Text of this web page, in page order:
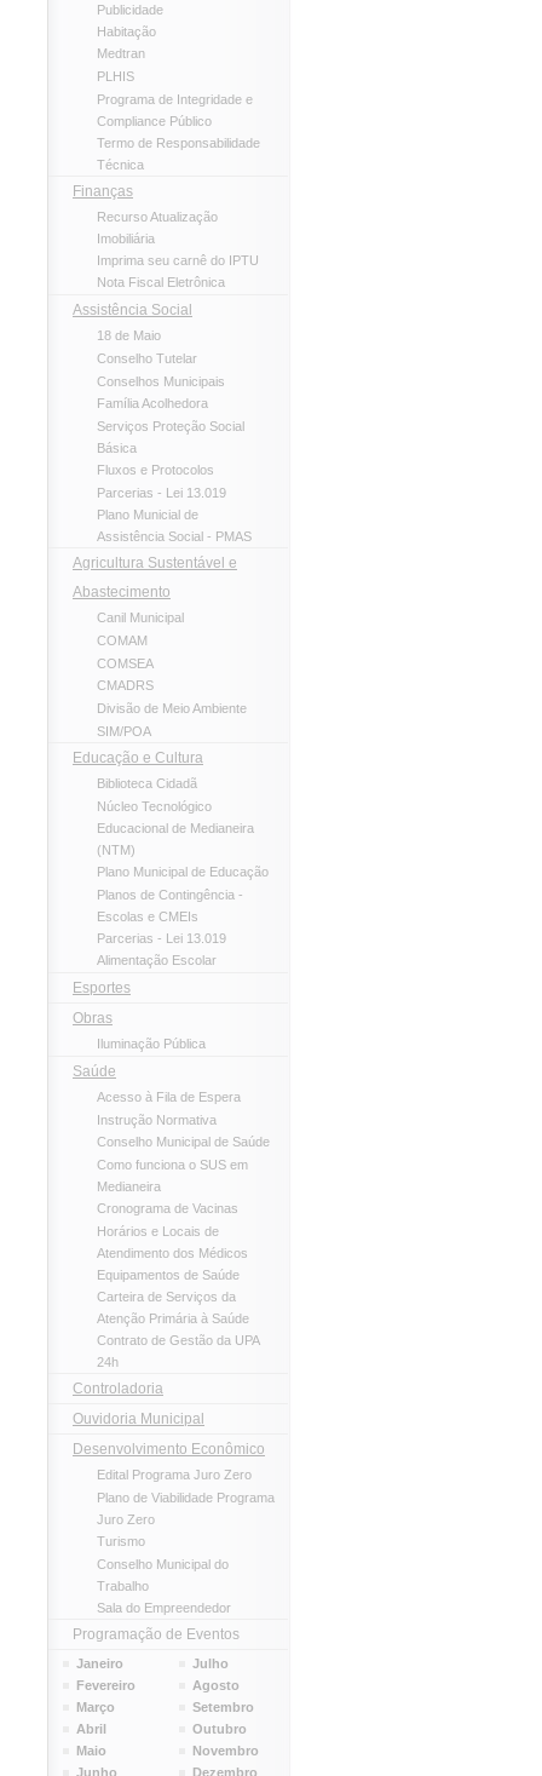
Publicidade
Habitação
Medtran
PLHIS
Programa de Integridade e
Compliance Público
Termo de Responsabilidade
Técnica
Finanças
Recurso Atualização
Imobiliária
Imprima seu carnê do IPTU
Nota Fiscal Eletrônica
Assistência Social
18 de Maio
Conselho Tutelar
Conselhos Municipais
Família Acolhedora
Serviços Proteção Social
Básica
Fluxos e Protocolos
Parcerias - Lei 13.019
Plano Municial de
Assistência Social - PMAS
Agricultura Sustentável e
Abastecimento
Canil Municipal
COMAM
COMSEA
CMADRS
Divisão de Meio Ambiente
SIM/POA
Educação e Cultura
Biblioteca Cidadã
Núcleo Tecnológico
Educacional de Medianeira
(NTM)
Plano Municipal de Educação
Planos de Contingência -
Escolas e CMEIs
Parcerias - Lei 13.019
Alimentação Escolar
Esportes
Obras
Iluminação Pública
Saúde
Acesso à Fila de Espera
Instrução Normativa
Conselho Municipal de Saúde
Como funciona o SUS em
Medianeira
Cronograma de Vacinas
Horários e Locais de
Atendimento dos Médicos
Equipamentos de Saúde
Carteira de Serviços da
Atenção Primária à Saúde
Contrato de Gestão da UPA
24h
Controladoria
Ouvidoria Municipal
Desenvolvimento Econômico
Edital Programa Juro Zero
Plano de Viabilidade Programa
Juro Zero
Turismo
Conselho Municipal do
Trabalho
Sala do Empreendedor
Programação de Eventos
Janeiro
Fevereiro
Março
Abril
Maio
Junho
Julho
Agosto
Setembro
Outubro
Novembro
Dezembro